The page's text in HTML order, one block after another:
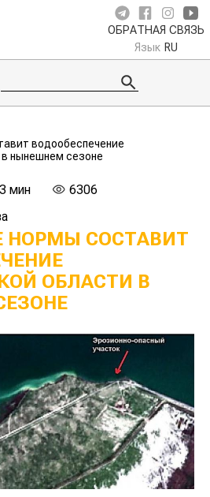
ОБРАТНАЯ СВЯЗЬ
Язык RU
водообеспечение
нынешнем сезоне
3 мин
6306
НОРМЫ СОСТАВИТ
ОБЛАСТИ В